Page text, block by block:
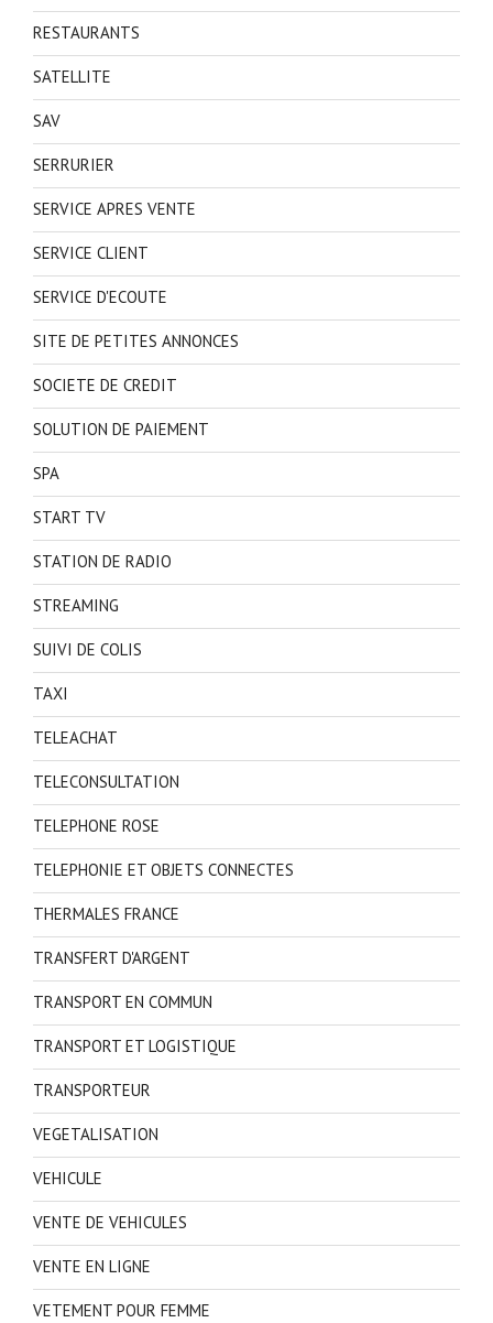
RESTAURANTS
SATELLITE
SAV
SERRURIER
SERVICE APRES VENTE
SERVICE CLIENT
SERVICE D'ECOUTE
SITE DE PETITES ANNONCES
SOCIETE DE CREDIT
SOLUTION DE PAIEMENT
SPA
START TV
STATION DE RADIO
STREAMING
SUIVI DE COLIS
TAXI
TELEACHAT
TELECONSULTATION
TELEPHONE ROSE
TELEPHONIE ET OBJETS CONNECTES
THERMALES FRANCE
TRANSFERT D'ARGENT
TRANSPORT EN COMMUN
TRANSPORT ET LOGISTIQUE
TRANSPORTEUR
VEGETALISATION
VEHICULE
VENTE DE VEHICULES
VENTE EN LIGNE
VETEMENT POUR FEMME